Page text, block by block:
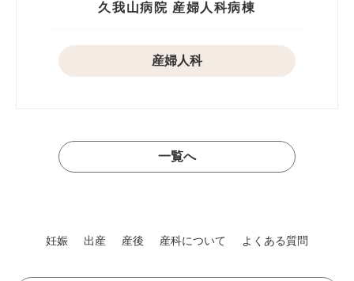
久我山病院 産婦人科病棟
産婦人科
一覧へ
妊娠 出産 産後 産科について よくある質問